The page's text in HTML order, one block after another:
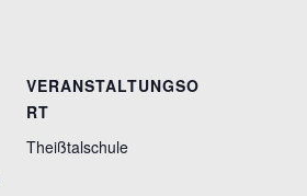
VERANSTALTUNGSO
RT
Theißtalschule